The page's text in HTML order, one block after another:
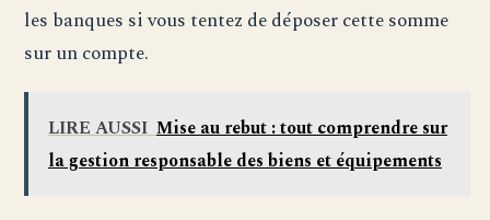
les banques si vous tentez de déposer cette somme
sur un compte.
LIRE AUSSI Mise au rebut : tout comprendre sur
la gestion responsable des biens et équipements